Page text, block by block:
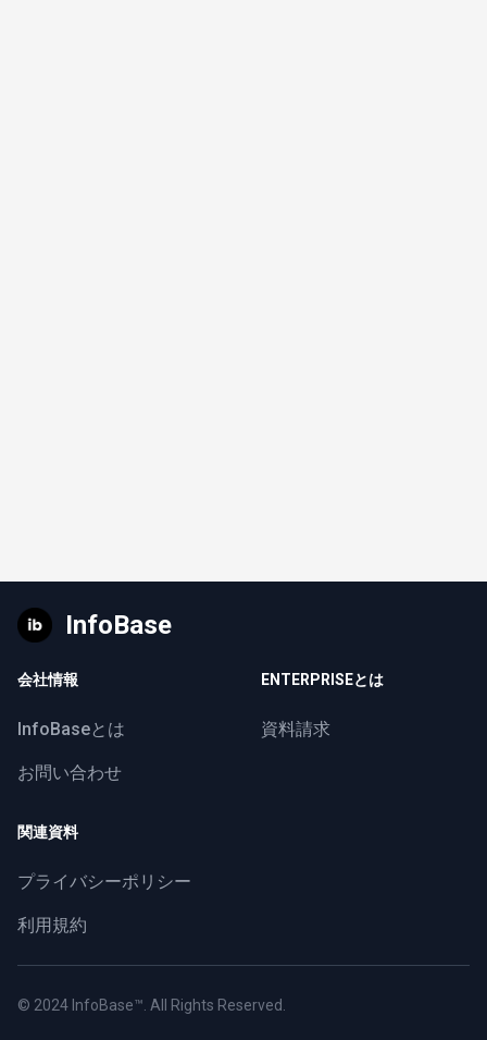
InfoBase
会社情報
InfoBaseとは
お問い合わせ
ENTERPRISEとは
資料請求
関連資料
プライバシーポリシー
利用規約
© 2024 InfoBase™ . All Rights Reserved.